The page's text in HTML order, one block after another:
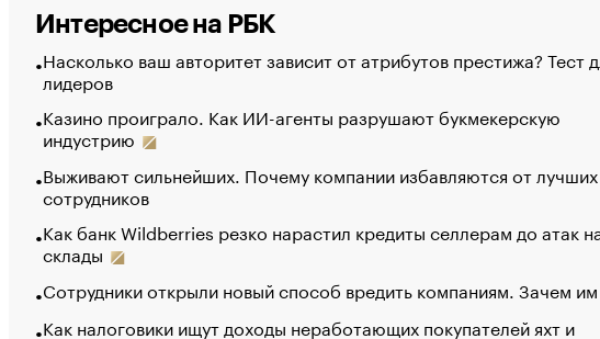
Интересное на РБК
Насколько ваш авторитет зависит от атрибутов престижа? Тест
лидеров
Казино проиграло. Как ИИ-агенты разрушают букмекерскую
индустрию
Выживают сильнейших. Почему компании избавляются от лучших
сотрудников
Как банк Wildberries резко нарастил кредиты селлерам до атак
склады
Сотрудники открыли новый способ вредить компаниям. Зачем
Как налоговики ищут доходы неработающих покупателей яхт и